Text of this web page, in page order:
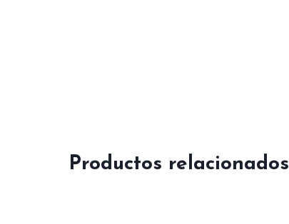
Productos relacionados